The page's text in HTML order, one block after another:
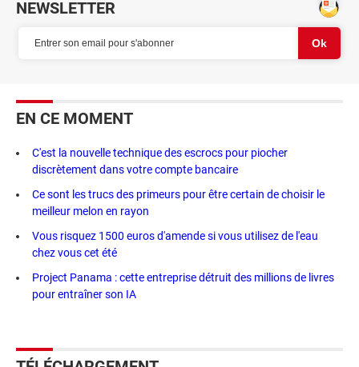
NEWSLETTER
EN CE MOMENT
C'est la nouvelle technique des escrocs pour piocher
discrètement dans votre compte bancaire
Ce sont les trucs des primeurs pour être certain de choisir le
meilleur melon en rayon
Vous risquez 1500 euros d'amende si vous utilisez de l'eau
chez vous cet été
Project Panama : cette entreprise détruit des millions de livres
pour entraîner son IA